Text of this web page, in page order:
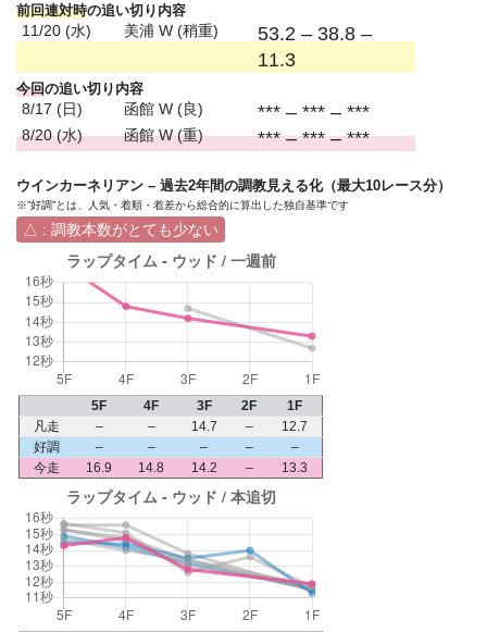
前回連対時の追い切り内容
11/20 (水) 美浦 W (稍重)
53.2 – 38.8 –
11.3
今回の追い切り内容
8/17 (日) 函館 W (良) *** – *** – ***
8/20 (水) 函館 W (重) *** – *** – ***
ウインカーネリアン – 過去2年間の調教見える化（最大10レース分）
※”好調”とは、人気・着順・着差から総合的に算出した独自基準です
△ : 調教本数がとても少ない
5F 4F 3F 2F
1F
凡走
– – 14.7 –
12.7
好調
– – – –
–
今走
16.9 14.8 14.2 – 13.3